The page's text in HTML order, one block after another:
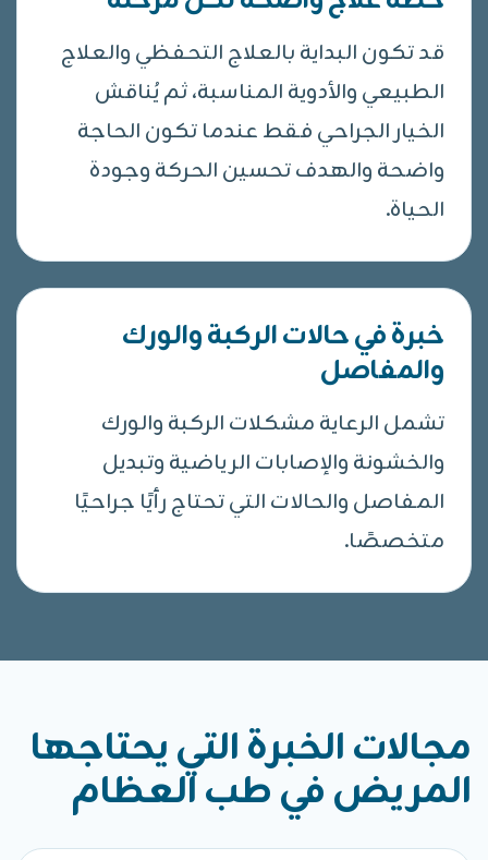
قد تكون البداية بالعلاج التحفظي والعلاج
الطبيعي والأدوية المناسبة، ثم يُناقش
الخيار الجراحي فقط عندما تكون الحاجة
واضحة والهدف تحسين الحركة وجودة
الحياة.
خبرة في حالات الركبة والورك
والمفاصل
تشمل الرعاية مشكلات الركبة والورك
والخشونة والإصابات الرياضية وتبديل
المفاصل والحالات التي تحتاج رأيًا جراحيًا
متخصصًا.
مجالات الخبرة التي يحتاجها
المريض في طب العظام